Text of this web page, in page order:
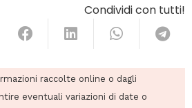
Condividi con tutti!
raccolte online o dagli
eventuali variazioni di date o